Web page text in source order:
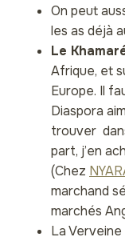
On peut
les as déjà
Le
Afrique, et
Europe. Il
Diaspora
trouver
part, j’en
(Chez
marchand
marchés
La